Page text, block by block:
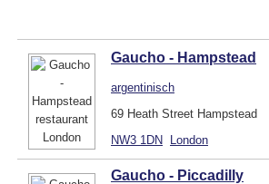
Gaucho - Hampstead
argentinisch
69 Heath Street Hampstead
NW3 1DN London
Gaucho - Piccadilly